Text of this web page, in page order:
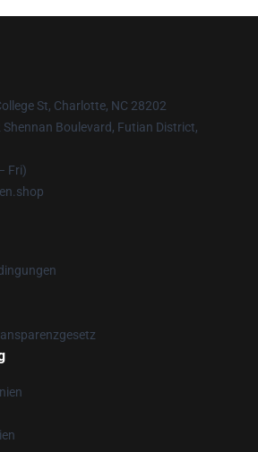
St, Charlotte, NC 28202
Shennan Boulevard, Futian District,
Fri)